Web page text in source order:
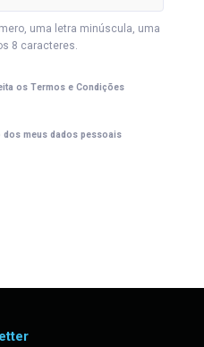
uma letra minúscula, uma
8 caracteres.
os Termos e Condições
meus dados pessoais